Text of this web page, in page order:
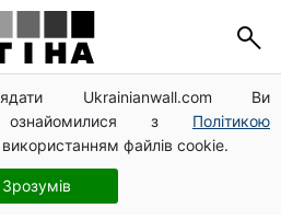
Ukrainianwall.com Ви
ознайомилися з Політикою
використанням файлів cookie.
Зрозумів
апостол Матфій, три
посту та прикмети на
рух за власним
із затримками